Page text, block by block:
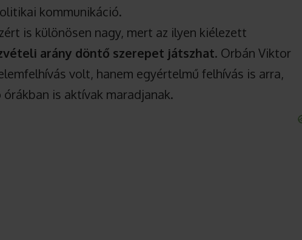
kommunikáció.
is különösen nagy, mert az ilyen kiélezett
arány döntő szerepet játszhat. Orbán Viktor
volt, hanem egyértelmű felhívás is arra,
is aktívak maradjanak.